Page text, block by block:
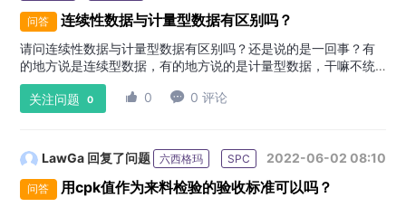
问答 连续性数据与计量型数据有区别吗？
请问连续性数据与计量型数据有区别吗？还是说的是一回事？有
的地方说是连续型数据，有的地方说的是计量型数据，干嘛不统
一呢，真多事:
关注问题
0  0  0 评论
LawGa 回复了问题 2022-06-02 08:10
六西格玛 SPC
问答 用cpk值作为来料检验的验收标准可以吗？